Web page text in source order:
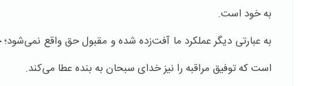
به خود است.
به عبارتی دیگر عملکرد ما آفت‌زده شده و مقبول حق واقع
است که توفیق مراقبه را نیز خدای سبحان به بنده عطا می‌کند.